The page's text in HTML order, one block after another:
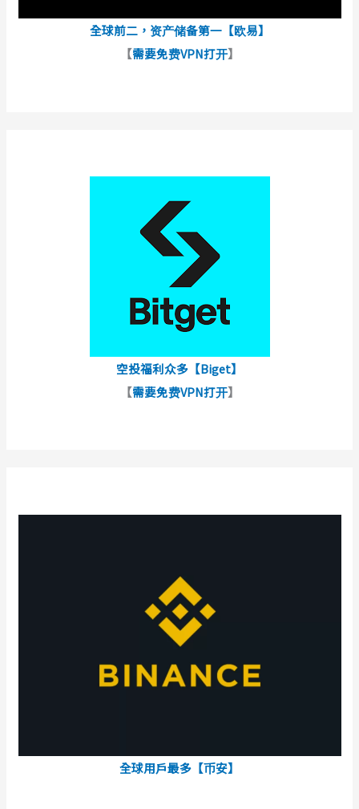
全球前二，资产储备第一【欧易】
【需要免费VPN打开】
空投福利众多【Biget】
【需要免费VPN打开】
全球用戶最多【币安】